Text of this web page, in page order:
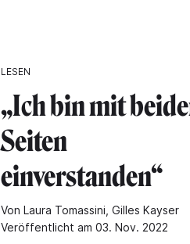
LESEN
„Ich bin mit
Seiten
einverstanden“
Von Laura Tomassini, Gilles Kayser
Veröffentlicht am 03. Nov. 2022